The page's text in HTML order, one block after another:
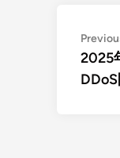
文
章
导
2025